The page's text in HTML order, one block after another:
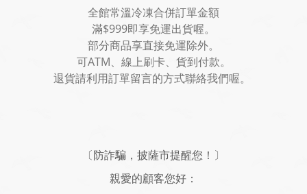
全館常溫冷凍合併訂單金額
滿$999即享免運出貨喔。
部分商品享直接免運除外。
可ATM、線上刷卡、貨到付款。
退貨請利用訂單留言的方式聯絡我們喔。
〔防詐騙，披薩市提醒您！〕
親愛的顧客您好：